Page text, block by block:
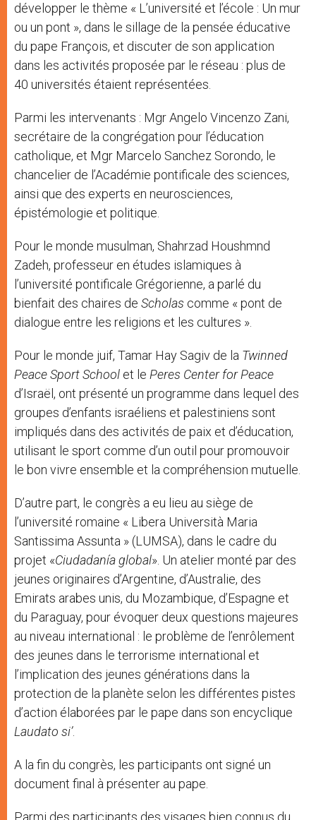
développer le thème « L’université et l’école : Un mur
ou un pont », dans le sillage de la pensée éducative
du pape François, et discuter de son application
dans les activités proposée par le réseau : plus de
40 universités étaient représentées.
Parmi les intervenants : Mgr Angelo Vincenzo Zani,
secrétaire de la congrégation pour l’éducation
catholique, et Mgr Marcelo Sanchez Sorondo, le
chancelier de l’Académie pontificale des sciences,
ainsi que des experts en neurosciences,
épistémologie et politique.
Pour le monde musulman, Shahrzad Houshmnd
Zadeh, professeur en études islamiques à
l’université pontificale Grégorienne, a parlé du
bienfait des chaires de Scholas comme « pont de
dialogue entre les religions et les cultures ».
Pour le monde juif, Tamar Hay Sagiv de la Twinned
Peace Sport School et le Peres Center for Peace
d’Israël, ont présenté un programme dans lequel des
groupes d’enfants israéliens et palestiniens sont
impliqués dans des activités de paix et d’éducation,
utilisant le sport comme d’un outil pour promouvoir
le bon vivre ensemble et la compréhension mutuelle.
D’autre part, le congrès a eu lieu au siège de
l’université romaine « Libera Università Maria
Santissima Assunta » (LUMSA), dans le cadre du
projet «Ciudadanía global». Un atelier monté par des
jeunes originaires d’Argentine, d’Australie, des
Emirats arabes unis, du Mozambique, d’Espagne et
du Paraguay, pour évoquer deux questions majeures
au niveau international : le problème de l’enrôlement
des jeunes dans le terrorisme international et
l’implication des jeunes générations dans la
protection de la planète selon les différentes pistes
d’action élaborées par le pape dans son encyclique
Laudato si’.
A la fin du congrès, les participants ont signé un
document final à présenter au pape.
Parmi des participants des visages bien connus du